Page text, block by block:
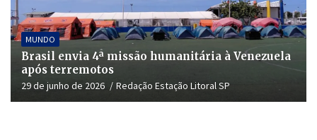
MUNDO
Brasil envia 4ª missão humanitária à Venezuela
após terremotos
29 de junho de 2026 Redação Estação Litoral SP